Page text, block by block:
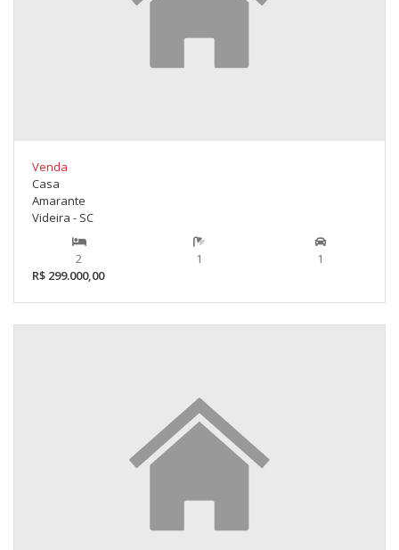
Venda
Casa
Amarante
Videira - SC
2 1
1
R$ 299.000,00